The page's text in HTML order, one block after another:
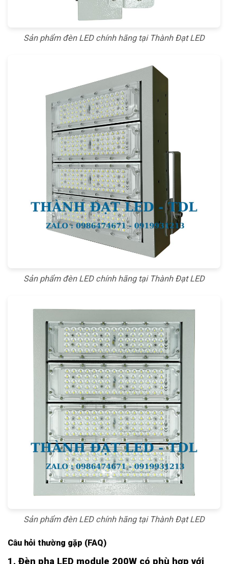
Sản phẩm đèn LED chính hãng tại Thành Đạt LED
Sản phẩm đèn LED chính hãng tại Thành Đạt LED
Sản phẩm đèn LED chính hãng tại Thành Đạt LED
Câu hỏi thường gặp (FAQ)
1. Đèn pha LED module 200W có phù hợp với